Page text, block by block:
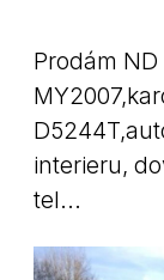
Prodám
interieru,
tel...